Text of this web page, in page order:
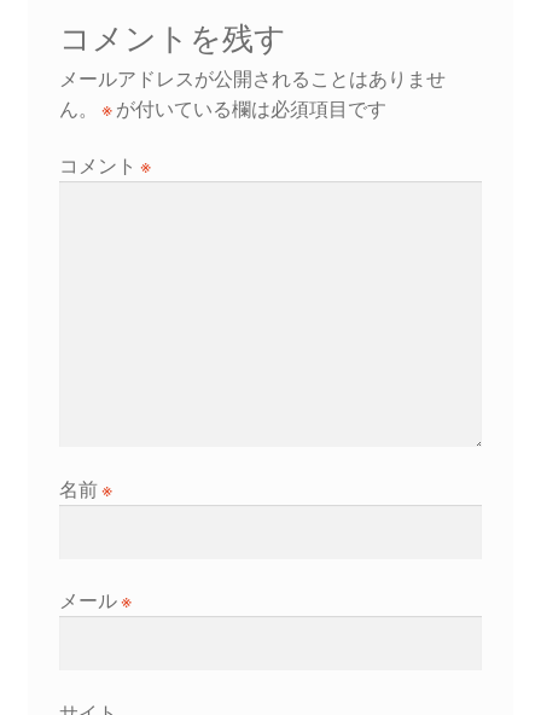
ゲ
ー
シ
ョ
コメントを残す
メールアドレスが公開されることはありませ
ん。
※が付いている欄は必須項目です
コメント ※
名前※
メール※